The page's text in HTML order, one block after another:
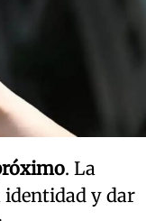
. La
y dar